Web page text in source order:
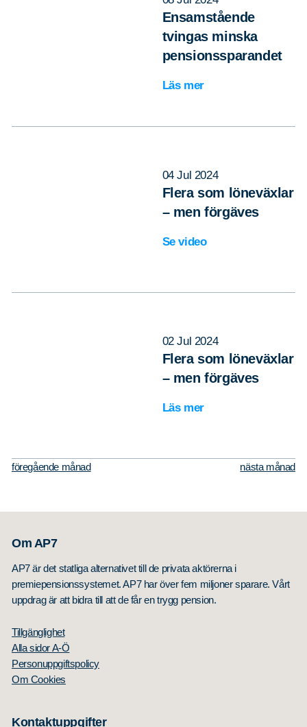
Ensamstående
tvingas minska
pensionssparandet
Läs mer
04 Jul 2024
Flera som löneväxlar
– men förgäves
Se video
02 Jul 2024
Flera som löneväxlar
– men förgäves
Läs mer
föregående månad nästa månad
Om AP7
AP7 är det statliga alternativet till de privata aktörerna i
premiepensionssystemet. AP7 har över fem miljoner sparare. Vårt
uppdrag är att bidra till att de får en trygg pension.
Tillgänglighet
Alla sidor A-Ö
Personuppgiftspolicy
Om Cookies
Kontaktuppgifter